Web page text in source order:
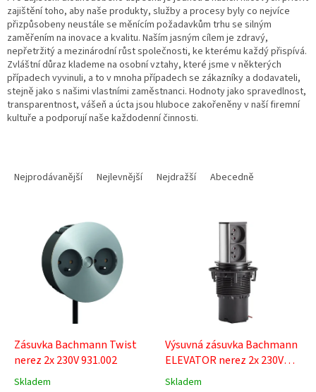
zajištění toho, aby naše produkty, služby a procesy byly co nejvíce
přizpůsobeny neustále se měnícím požadavkům trhu se silným
zaměřením na inovace a kvalitu. Naším jasným cílem je zdravý,
nepřetržitý a mezinárodní růst společnosti, ke kterému každý přispívá.
Zvláštní důraz klademe na osobní vztahy, které jsme v některých
případech vyvinuli, a to v mnoha případech se zákazníky a dodavateli,
stejně jako s našimi vlastními zaměstnanci. Hodnoty jako spravedlnost,
transparentnost, vášeň a úcta jsou hluboce zakořeněny v naší firemní
kultuře a podporují naše každodenní činnosti.
Nejprodávanější Nejlevnější Nejdražší Abecedně
Zásuvka Bachmann Twist
nerez 2x 230V 931.002
Průměrné
Skladem
Výsuvná zásuvka Bachmann
ELEVATOR nerez 2x 230V
928.007
Průměrné
Skladem